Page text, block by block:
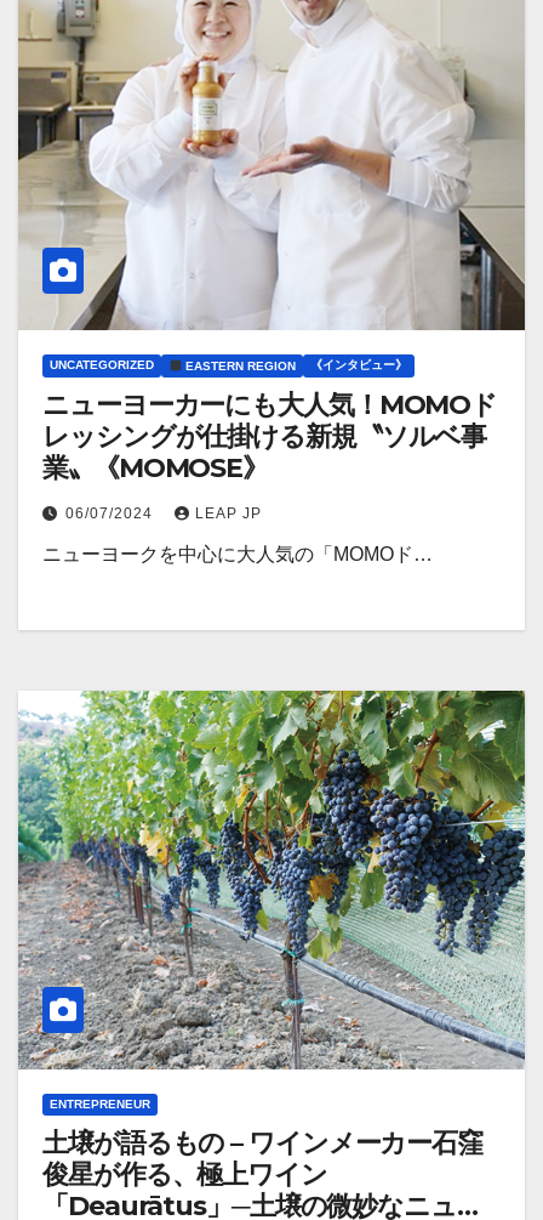
UNCATEGORIZED EASTERN REGION 《インタビュー》
ニューヨーカーにも大人気！MOMOド
レッシングが仕掛ける新規〝ソルベ事
業〟《MOMOSE》
06/07/2024 LEAP JP
ニューヨークを中心に大人気の「MOMOド…
ENTREPRENEUR
土壌が語るもの – ワインメーカー石窪
俊星が作る、極上ワイン
「Deaurātus」─土壌の微妙なニュア